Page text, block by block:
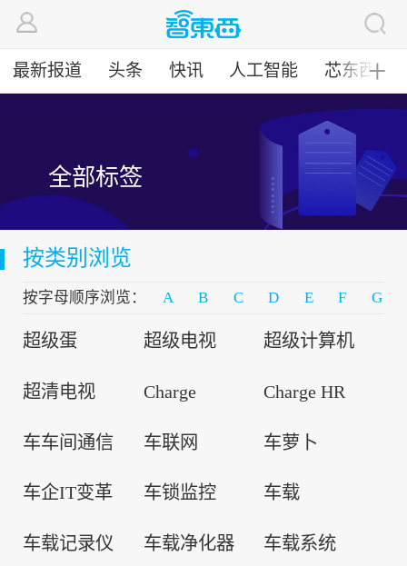
最新报道 头条 快讯 人工智能 芯东西╋
全部标签
按类别浏览
按字母顺序浏览： A B C D E F G
超级蛋 超级电视 超级计算机
超清电视 Charge Charge HR
车车间通信 车联网 车萝卜
车企IT变革 车锁监控 车载
车载记录仪 车载净化器 车载系统